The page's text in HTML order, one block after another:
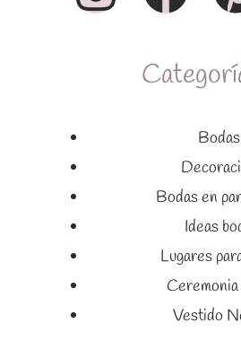
Bodas
Bodas en
Ideas
Lugares
Vestido